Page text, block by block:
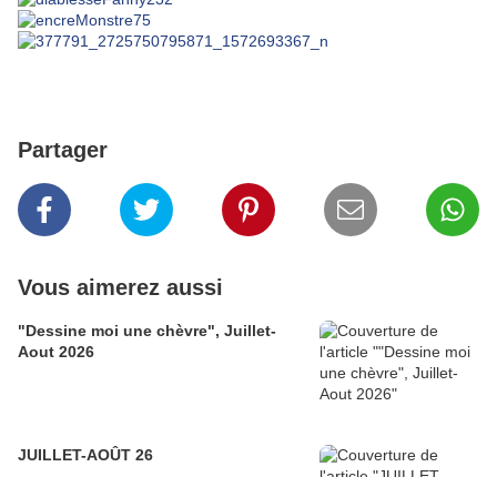
Partager
Vous aimerez aussi
"Dessine moi une chèvre", Juillet-
Aout 2026
JUILLET-AOÛT 26